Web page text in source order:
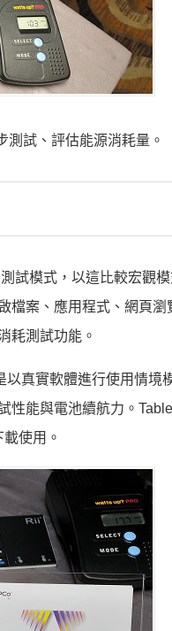
試、評估能源消耗量。
試模式，以這比較宏觀
檔案、應用程式、網頁瀏
耗測試功能。
真實軟體進行使用情境
性能與電池續航力。
使用。